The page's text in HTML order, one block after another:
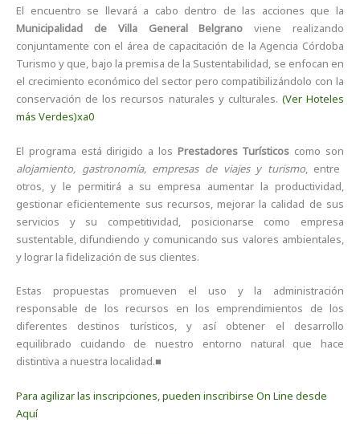
El encuentro se llevará a cabo dentro de las acciones que la
Municipalidad de Villa General Belgrano viene realizando
conjuntamente con el área de capacitación de la Agencia Córdoba
Turismo y que, bajo la premisa de la Sustentabilidad, se enfocan en
el crecimiento económico del sector pero compatibilizándolo con la
conservación de los recursos naturales y culturales. (Ver Hoteles
más Verdes)xa0
El programa está dirigido a los Prestadores Turísticos como son
alojamiento, gastronomía, empresas de viajes y turismo, entre
otros, y le permitirá a su empresa aumentar la productividad,
gestionar eficientemente sus recursos, mejorar la calidad de sus
servicios y su competitividad, posicionarse como empresa
sustentable, difundiendo y comunicando sus valores ambientales,
y lograr la fidelización de sus clientes.
Estas propuestas promueven el uso y la administración
responsable de los recursos en los emprendimientos de los
diferentes destinos turísticos, y así obtener el desarrollo
equilibrado cuidando de nuestro entorno natural que hace
distintiva a nuestra localidad.■
Para agilizar las inscripciones, pueden inscribirse On Line desde
Aquí